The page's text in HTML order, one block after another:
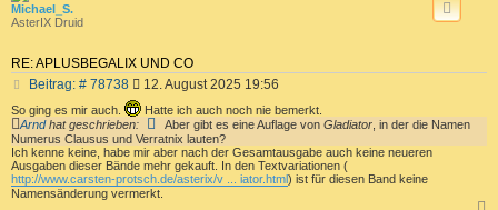
Michael_S.
AsterIX Druid
RE: APLUSBEGALIX UND CO
Beitrag: # 78738B
e
i
t
r
a
g
12. August 2025 19:56
So ging es mir auch.
Hatte ich auch noch nie bemerkt.
Arndhat geschrieben: Aber gibt es eine Auflage von Gladiator , in der die Namen
Numerus Clausus und Verratnix lauten?
Ich kenne keine, habe mir aber nach der Gesamtausgabe auch keine neueren
Ausgaben dieser Bände mehr gekauft. In den Textvariationen (
http://www.carsten-protsch.de/asterix/v ... iator.html) ist für diesen Band keine
Namensänderung vermerkt.